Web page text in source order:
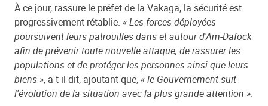
À ce jour, rassure le préfet de la Vakaga, la sécurité est
progressivement rétablie. « Les forces déployées
poursuivent leurs patrouilles dans et autour d'Am-Dafock
afin de prévenir toute nouvelle attaque, de rassurer les
populations et de protéger les personnes ainsi que leurs
biens », a-t-il dit, ajoutant que,« le Gouvernement suit
l'évolution de la situation avec la plus grande attention ».